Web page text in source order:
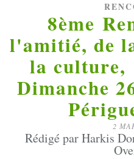
8ème
l'amitié, de
la culture,
Dimanche
2
Rédigé par Harkis